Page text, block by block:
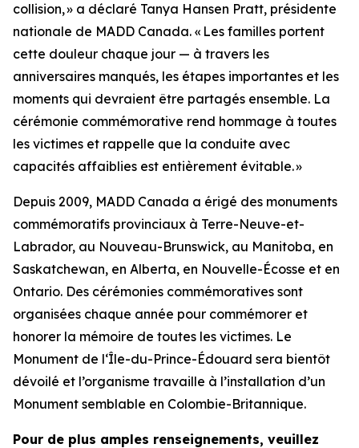
collision, » a déclaré Tanya Hansen Pratt, présidente
nationale de MADD Canada. « Les familles portent
cette douleur chaque jour — à travers les
anniversaires manqués, les étapes importantes et les
moments qui devraient être partagés ensemble. La
cérémonie commémorative rend hommage à toutes
les victimes et rappelle que la conduite avec
capacités affaiblies est entièrement évitable. »
Depuis 2009, MADD Canada a érigé des monuments
commémoratifs provinciaux à Terre-Neuve-et-
Labrador, au Nouveau-Brunswick, au Manitoba, en
Saskatchewan, en Alberta, en Nouvelle-Écosse et en
Ontario. Des cérémonies commémoratives sont
organisées chaque année pour commémorer et
honorer la mémoire de toutes les victimes. Le
Monument de l‘Île-du-Prince-Édouard sera bientôt
dévoilé et l’organisme travaille à l’installation d’un
Monument semblable en Colombie-Britannique.
Pour de plus amples renseignements, veuillez